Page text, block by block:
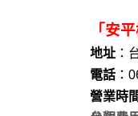
「安
地址 ：
電話 ：
營業時